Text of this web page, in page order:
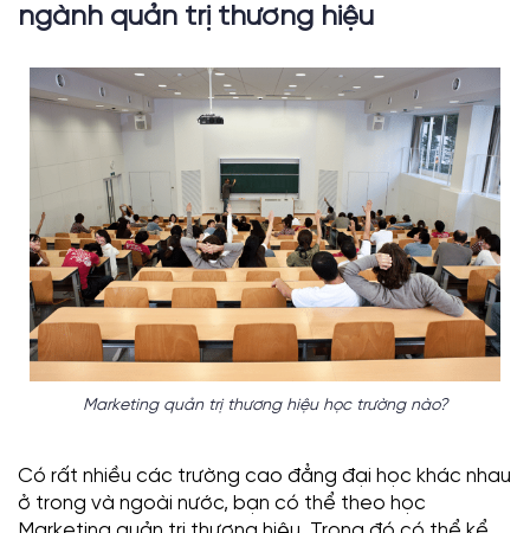
ngành quản trị thương hiệu
Marketing quản trị thương hiệu học trường nào?
Có rất nhiều các trường cao đẳng đại học khác nhau
ở trong và ngoài nước, bạn có thể theo học